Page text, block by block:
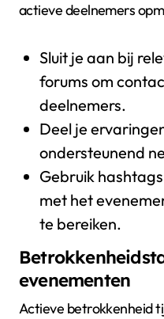
actieve deelnemers
Sluit je aan bij
forums om
deelnemers.
Deel je
ondersteunend
Gebruik
met het
te bereiken.
evenementen
Actieve betrokkenheid